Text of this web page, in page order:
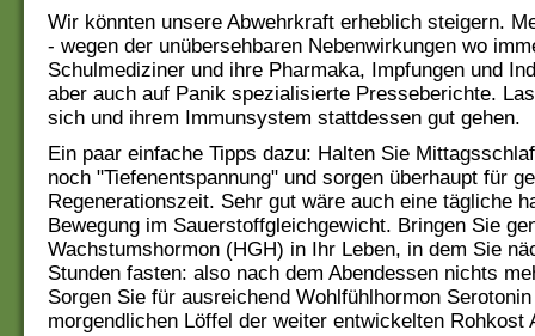
Wir könnten unsere Abwehrkraft erheblich steigern.
- wegen der unübersehbaren Nebenwirkungen wo
Schulmediziner und ihre Pharmaka, Impfungen und
aber auch auf Panik spezialisierte Presseberichte.
sich und ihrem Immunsystem stattdessen gut gehen.
Ein paar einfache Tipps dazu: Halten Sie
noch "Tiefenentspannung" und sorgen überhaupt für
Regenerationszeit. Sehr gut wäre auch eine tägliche
Bewegung im Sauerstoffgleichgewicht. Bringen Sie
Wachstumshormon (HGH) in Ihr Leben, in dem Sie
Stunden fasten: also nach dem Abendessen nichts
Sorgen Sie für ausreichend Wohlfühlhormon
morgendlichen Löffel der weiter entwickelten Rohkost